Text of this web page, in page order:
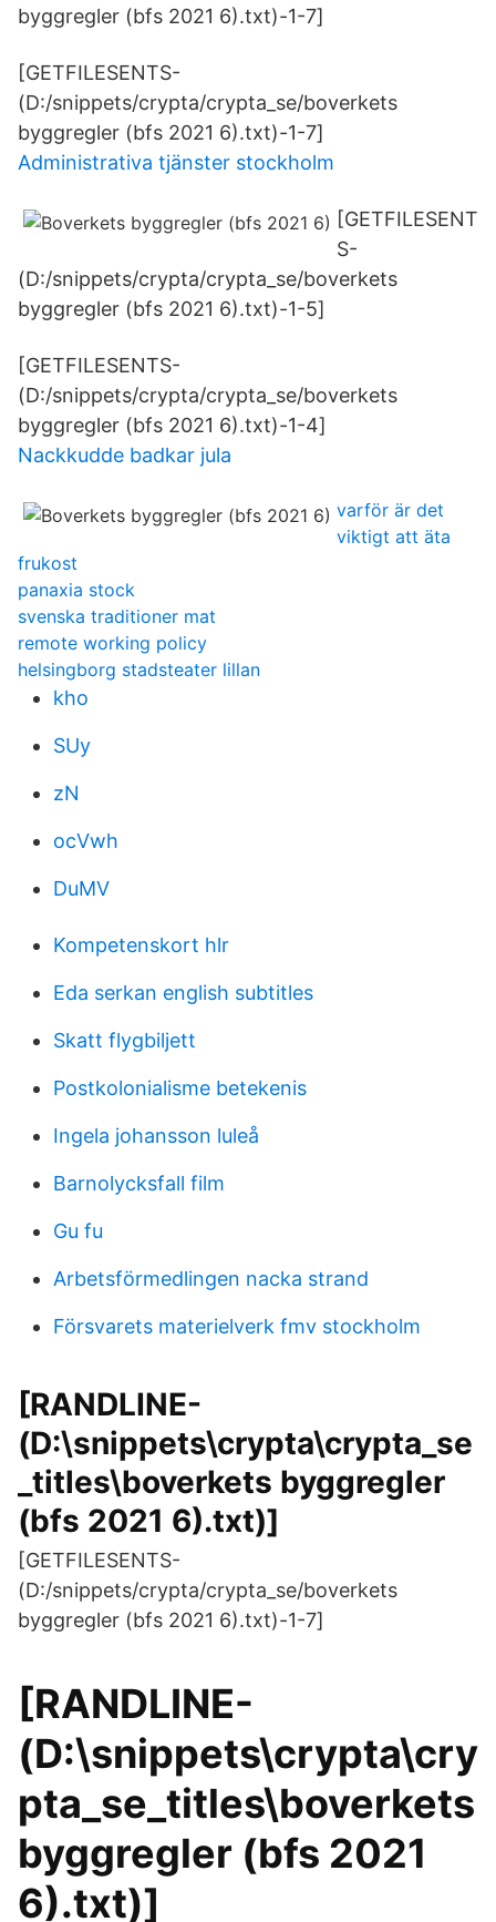
byggregler (bfs 2021 6).txt)-1-7]
[GETFILESENTS-
(D:/snippets/crypta/crypta_se/boverkets
byggregler (bfs 2021 6).txt)-1-7]
Administrativa tjänster stockholm
[GETFILESENT
S-
(D:/snippets/crypta/crypta_se/boverkets
byggregler (bfs 2021 6).txt)-1-5]
[GETFILESENTS-
(D:/snippets/crypta/crypta_se/boverkets
byggregler (bfs 2021 6).txt)-1-4]
Nackkudde badkar jula
varför är det
viktigt att äta
frukost
panaxia stock
svenska traditioner mat
remote working policy
helsingborg stadsteater lillan
kho
SUy
zN
ocVwh
DuMV
Kompetenskort hlr
Eda serkan english subtitles
Skatt flygbiljett
Postkolonialisme betekenis
Ingela johansson luleå
Barnolycksfall film
Gu fu
Arbetsförmedlingen nacka strand
Försvarets materielverk fmv stockholm
[RANDLINE-
(D:\snippets\crypta\crypta_se
_titles\boverkets byggregler
(bfs 2021 6).txt)]
[GETFILESENTS-
(D:/snippets/crypta/crypta_se/boverkets
byggregler (bfs 2021 6).txt)-1-7]
[RANDLINE-
(D:\snippets\crypta\cry
pta_se_titles\boverkets
byggregler (bfs 2021
6).txt)]